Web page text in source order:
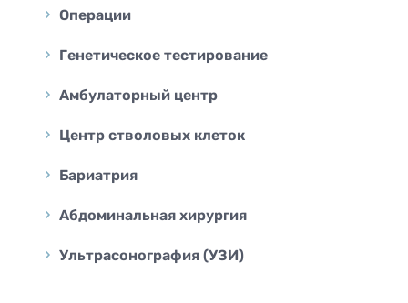
Операции
Генетическое тестирование
Амбулаторный центр
Центр стволовых клеток
Бариатрия
Абдоминальная хирургия
Ультрасонография (УЗИ)